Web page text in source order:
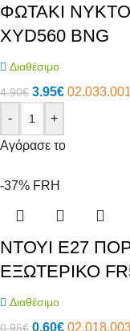
ΦΩΤΑΚΙ
XYD560 BNG
Διαθέσιμο
4.90€ 3.95€
-
+
Αγόρασε το
-37% FRH
ΝΤΟΥΙ E27
ΕΞΩΤΕΡΙΚΟ
Διαθέσιμο
0.95€ 0.60€